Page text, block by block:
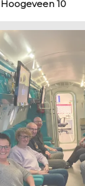
Hoogeveen 10